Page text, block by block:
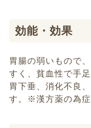
効能・効果
胃腸の弱いもので
すく、貧血性で手
胃下垂、消化不良
す。※漢方薬の為症